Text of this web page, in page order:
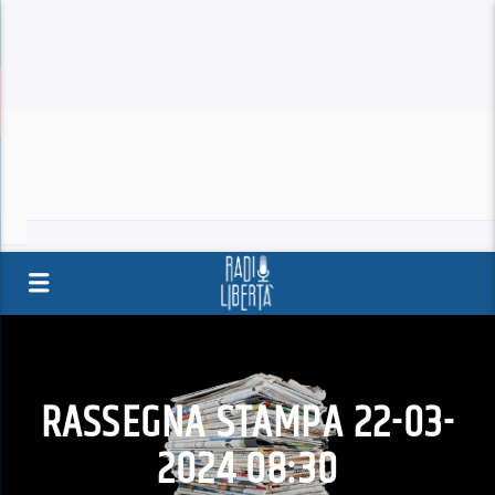
RASSEGNA STAMPA 22-03-
2024 08:30